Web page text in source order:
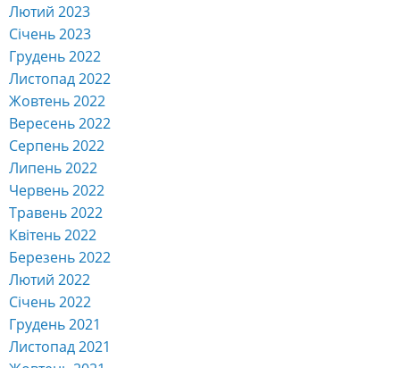
Лютий 2023
Січень 2023
Грудень 2022
Листопад 2022
Жовтень 2022
Вересень 2022
Серпень 2022
Липень 2022
Червень 2022
Травень 2022
Квітень 2022
Березень 2022
Лютий 2022
Січень 2022
Грудень 2021
Листопад 2021